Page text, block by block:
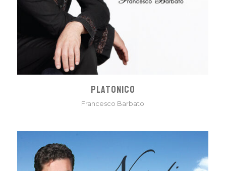
PLATONICO
Francesco Barbato